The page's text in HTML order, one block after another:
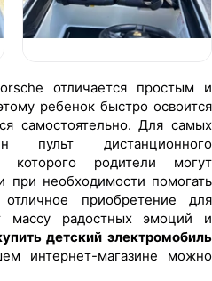
отличается простым и
ребенок быстро освоится
самостоятельно. Для самых
пульт дистанционного
родители могут
при необходимости помогать
приобретение для
массу радостных эмоций и
детский электромобиль
интернет-магазине можно